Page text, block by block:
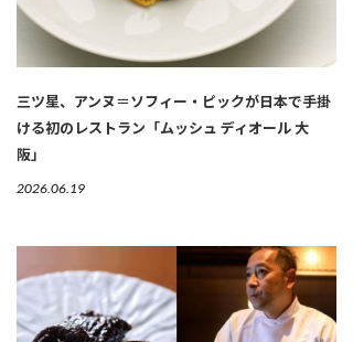
三ツ星、アンヌ＝ソフィー・ピックが日本で手掛
ける初のレストラン「ムッシュ ディオール 大
阪」
2026.06.19